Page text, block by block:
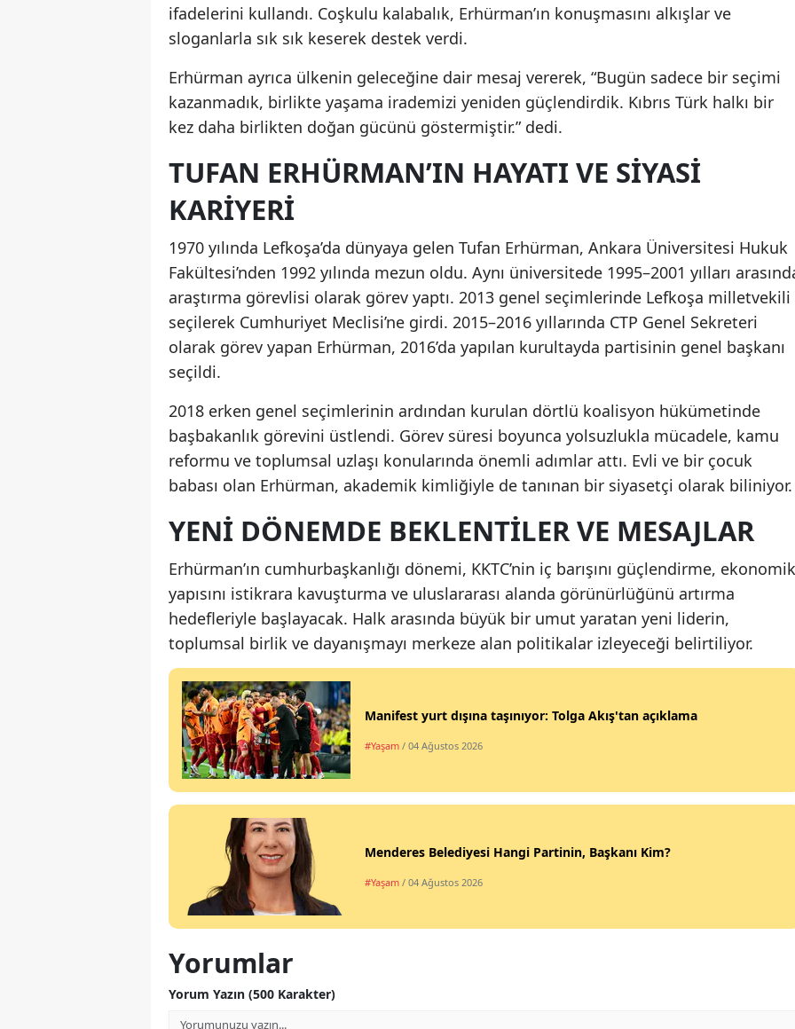
Tekirdağ
Trabzon
Yozgat
Zonguldak
Aksaray
Karaman
Kırıkkale
Batman
Şırnak
Ardahan
Iğdır
Yalova
ifadelerini kullandı. Coşkulu kalabalık, Erhürman’ın konuşmasını alkışlar ve
sloganlarla sık sık keserek destek verdi.
Erhürman ayrıca ülkenin geleceğine dair mesaj vererek, “Bugün sadece bir seçimi
kazanmadık, birlikte yaşama irademizi yeniden güçlendirdik. Kıbrıs Türk halkı bir
kez daha birlikten doğan gücünü göstermiştir.” dedi.
TUFAN ERHÜRMAN’IN HAYATI VE SIYASI
KARIYERI
1970 yılında Lefkoşa’da dünyaya gelen Tufan Erhürman, Ankara Üniversitesi Hukuk
Fakültesi’nden 1992 yılında mezun oldu. Aynı üniversitede 1995–2001 yılları
araştırma görevlisi olarak görev yaptı. 2013 genel seçimlerinde Lefkoşa milletvekili
seçilerek Cumhuriyet Meclisi’ne girdi. 2015–2016 yıllarında CTP Genel Sekreteri
olarak görev yapan Erhürman, 2016’da yapılan kurultayda partisinin genel başkanı
seçildi.
2018 erken genel seçimlerinin ardından kurulan dörtlü koalisyon hükümetinde
başbakanlık görevini üstlendi. Görev süresi boyunca yolsuzlukla mücadele, kamu
reformu ve toplumsal uzlaşı konularında önemli adımlar attı. Evli ve bir çocuk
babası olan Erhürman, akademik kimliğiyle de tanınan bir siyasetçi olarak biliniyor.
YENI DÖNEMDE BEKLENTILER VE MESAJLAR
Erhürman’ın cumhurbaşkanlığı dönemi, KKTC’nin iç barışını güçlendirme, ekonomik
yapısını istikrara kavuşturma ve uluslararası alanda görünürlüğünü artırma
hedefleriyle başlayacak. Halk arasında büyük bir umut yaratan yeni liderin,
toplumsal birlik ve dayanışmayı merkeze alan politikalar izleyeceği belirtiliyor.
Manifest yurt dışına taşınıyor: Tolga Akış'tan açıklama
#Yaşam / 04 Ağustos 2026
Menderes Belediyesi Hangi Partinin, Başkanı Kim?
#Yaşam / 04 Ağustos 2026
Yorumlar
Yorum Yazın (500 Karakter)